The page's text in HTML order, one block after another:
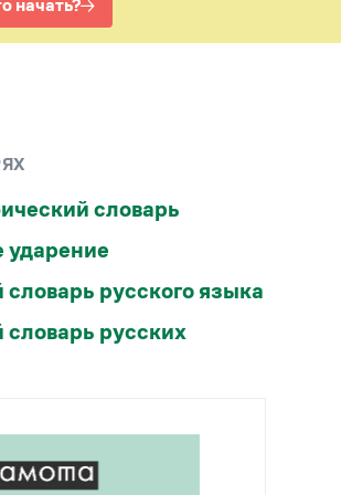
от простого к
словарь
ударение
русского языка
русских